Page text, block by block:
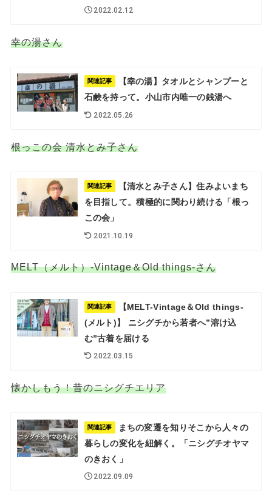
2022.02.12
幸の湯さん
関連記事
【幸の湯】タオルとシャンプーと
石鹸を持って。小山市内唯一の銭湯へ
2022.05.26
根っこの会 清水とみ子さん
関連記事
【清水とみ子さん】住みよいまち
を目指して。積極的に関わり続ける「根っ
この会」
2021.10.19
MELT（メルト）-Vintage＆Old things-さん
関連記事
【MELT-Vintage＆Old things-
(メルト)】 ニシグチから若者へ”溶け込
む”古着を届ける
2022.03.15
懐かしもう！昔のニシグチエリア
関連記事
まちの変遷を知りそこから人々の
暮らしの変化を紐解く。「ニシグチオヤマ
のきおく」
2022.09.09